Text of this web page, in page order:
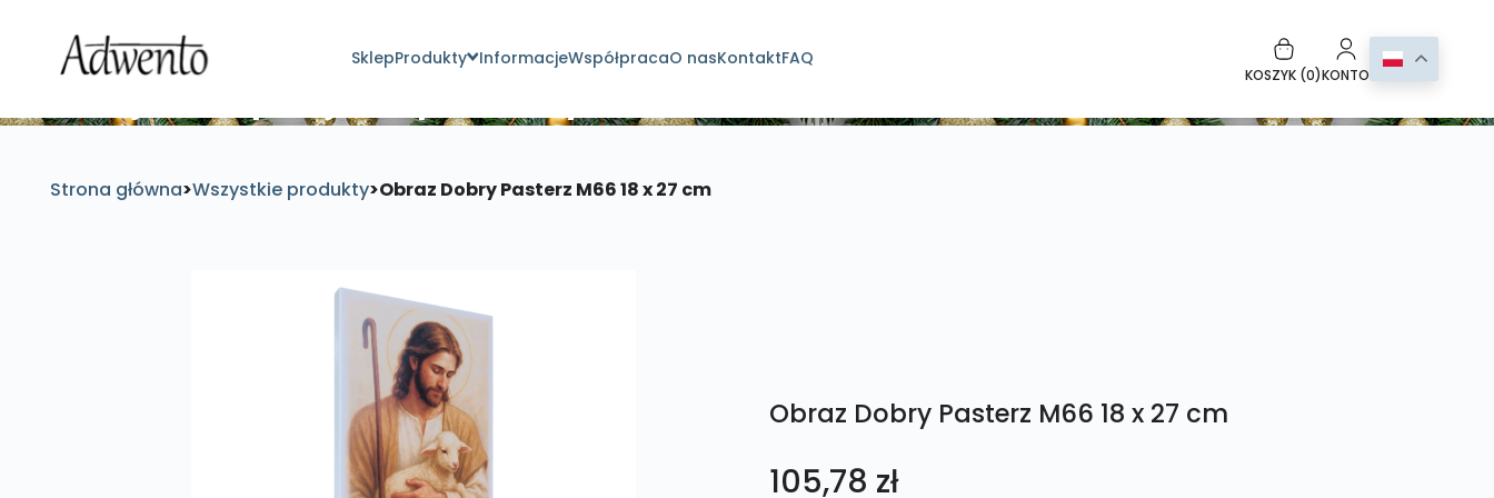
SklepProdukty InformacjeWspółpracaO nasKontaktFAQ
KOSZYK (0)KONTO
Strona główna>Wszystkie produkty>Obraz Dobry Pasterz M66 18 x 27 cm
Obraz Dobry Pasterz M66 18 x 27 cm
105,78 zł